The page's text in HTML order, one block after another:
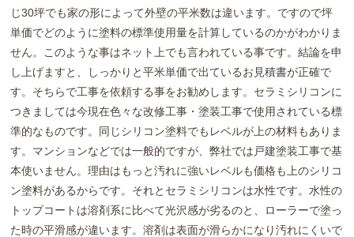
じ30坪でも家の形によって外壁の平米数は違います。ですので坪
単価でどのように塗料の標準使用量を計算しているのかがわかりま
せん。このような事はネット上でも言われている事です。結論を申
し上げますと、しっかりと平米単価で出ているお見積書が正確で
す。そちらで工事を依頼する事をお勧めします。セラミシリコンに
つきましては今現在色々な改修工事・塗装工事で使用されている標
準的なものです。同じシリコン塗料でもレベルが上の材料もありま
す。マンションなどでは一般的ですが、弊社では戸建塗装工事で基
本使いません。理由はもっと汚れに強いレベルも価格も上のシリコ
ン塗料があるからです。それとセラミシリコンは水性です。水性の
トップコートは溶剤系に比べて光沢感が劣るのと、ローラーで塗っ
た時の平滑感が違います。溶剤は表面が滑らかになり汚れにくいで